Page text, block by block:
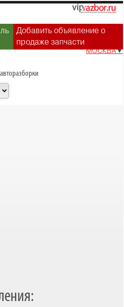
Добавить объявление о
продаже запчасти
МОСКВА▼
авторазборки